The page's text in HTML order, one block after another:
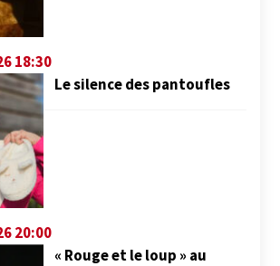
18:30
Le silence des pantoufles
20:00
« Rouge et le loup » au